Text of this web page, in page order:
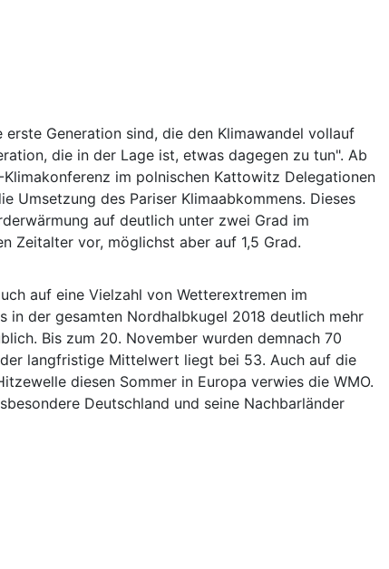
Generation sind, die den Klimawandel vollauf
die in der Lage ist, etwas dagegen zu tun". Ab
im polnischen Kattowitz Delegationen
Umsetzung des Pariser Klimaabkommens. Dieses
auf deutlich unter zwei Grad im
Zeitalter vor, möglichst aber auf 1,5 Grad.
auf eine Vielzahl von Wetterextremen im
in der gesamten Nordhalbkugel 2018 deutlich mehr
Bis zum 20. November wurden demnach 70
langfristige Mittelwert liegt bei 53. Auch auf die
diesen Sommer in Europa verwies die WMO.
Deutschland und seine Nachbarländer